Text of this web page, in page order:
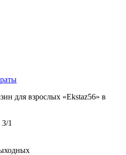
для взрослых «Ekstaz56» в
1